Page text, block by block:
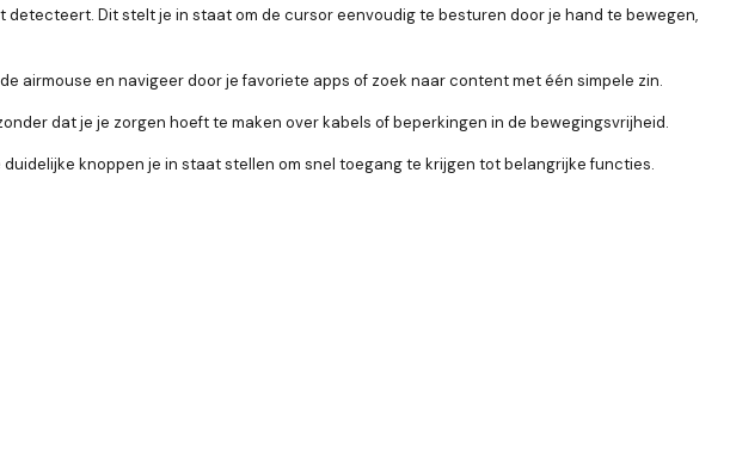
Dit stelt je in staat om de cursor eenvoudig te besturen door je hand te bewegen,
airmouse en navigeer door je favoriete apps of zoek naar content met één simpele zin.
dat je je zorgen hoeft te maken over kabels of beperkingen in de bewegingsvrijheid.
knoppen je in staat stellen om snel toegang te krijgen tot belangrijke functies.